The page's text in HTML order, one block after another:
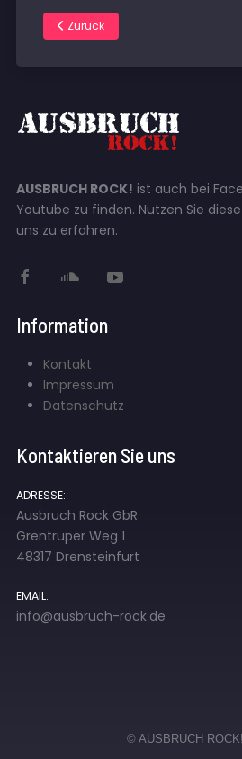
Zurück
AUSBRUCH ROCK! ist auch bei
Youtube zu finden. Nutzen Sie
uns zu erfahren.
Information
Kontakt
Impressum
Datenschutz
Kontaktieren Sie uns
ADRESSE:
Ausbruch Rock GbR
Grentruper Weg 1
48317 Drensteinfurt
EMAIL:
info@ausbruch-rock.de
© AUSBRUCH